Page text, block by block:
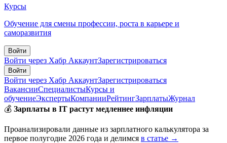
Курсы
Обучение для смены профессии, роста в карьере и
саморазвития
Войти
Войти через Хабр АккаунтЗарегистрироваться
Войти
Войти через Хабр АккаунтЗарегистрироваться
ВакансииСпециалистыКурсы и
обучениеЭкспертыКомпанииРейтингЗарплатыЖурнал
💰 Зарплаты в IT растут медленнее инфляции
Проанализировали данные из зарплатного калькулятора за
первое полугодие 2026 года и делимся в статье →